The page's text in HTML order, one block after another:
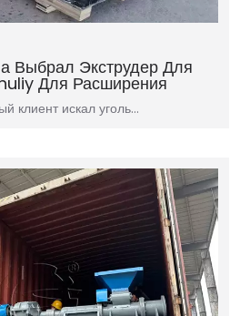
Выбрал Экструдер Для
Для Расширения
клиент искал уголь…